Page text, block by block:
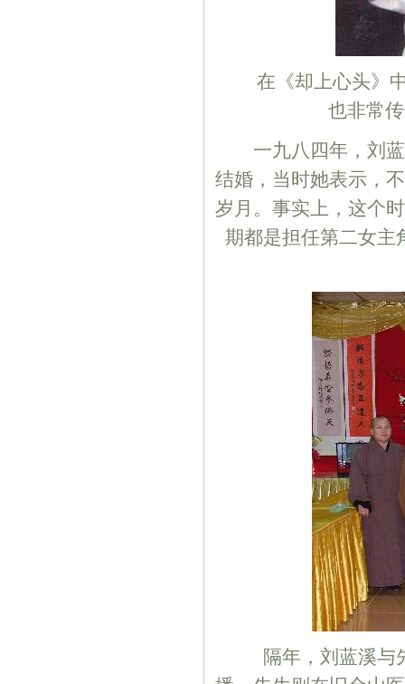
在《却上心头》中
也非常
一九八四年，刘蓝
结婚，当时她表示，
岁月。事实上，这个
期都是担任第二女主
隔年，刘蓝溪与先